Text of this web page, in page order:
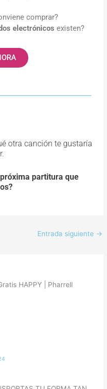
comprar?
electrónicos existen?
otra canción te gustaría
partitura que
Entrada siguiente →
HAPPY | Pharrell